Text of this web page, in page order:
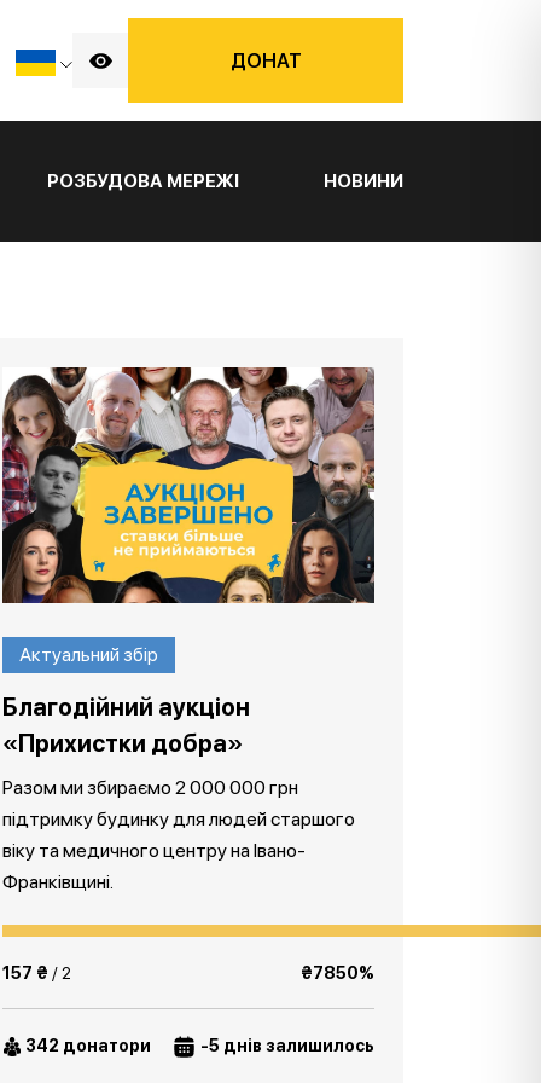
ДОНАТ
РОЗБУДОВА МЕРЕЖІ НОВИНИ
Актуальний збір
Благодійний аукціон
«Прихистки добра»
Разом ми збираємо 2 000 000 грн
підтримку будинку для людей старшого
віку та медичного центру на Івано-
Франківщині.
157 ₴ / 2 ₴7850%
342 донатори -5 днів залишилось